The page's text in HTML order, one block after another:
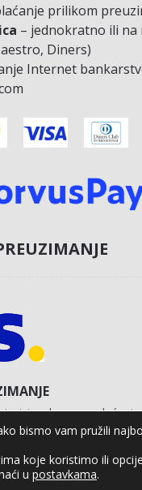
prilikom
– jednokratno ili na
Diners)
Internet
s obvezom
Izrada web
bismo vam pružili
koje koristimo ili
u postavkama.